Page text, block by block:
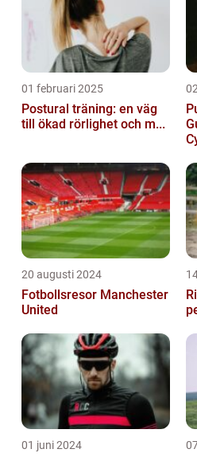
01 februari 2025
Postural träning: en väg
till ökad rörlighet och m...
20 augusti 2024
Fotbollsresor Manchester
United
01 juni 2024